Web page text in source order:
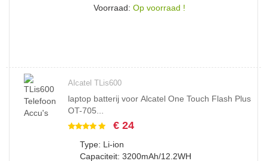
Voorraad: Op voorraad !
Alcatel TLis600
laptop batterij voor Alcatel One Touch Flash Plus
OT-705...
€ 24
Type: Li-ion
Capaciteit: 3200mAh/12.2WH